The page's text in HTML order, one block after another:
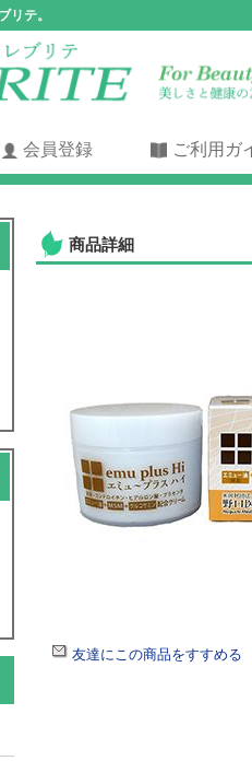
リテ。
会員登録 ご利用ガ
商品詳細
友達にこの商品をすすめる